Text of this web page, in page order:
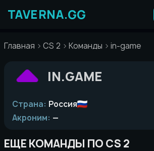
содержимому
Главная CS 2 Команды in-game
IN.GAME
Страна: Россия
Акроним: —
ЕЩЕ КОМАНДЫ ПО CS 2